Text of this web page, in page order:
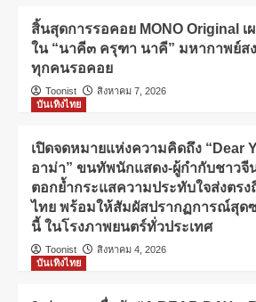
สิ้นสุดการรอคอย MONO Original
ใน “นาคี๓ ครุฑา นาคี” มหากาพย์ส
ทุกคนรอคอย
Toonist
สิงหาคม 7, 2026
บันเทิงไทย
เปิดจดหมายแห่งความคิดถึง “Dear
อาม่า” ขนทัพนักแสดง-ผู้กำกับชาวจี
ตอกย้ำกระแสความประทับใจส่งตร
ไทย พร้อมให้สัมผัสปรากฏการณ์สุด
นี้ ในโรงภาพยนตร์ทั่วประเทศ
Toonist
สิงหาคม 4, 2026
บันเทิงไทย